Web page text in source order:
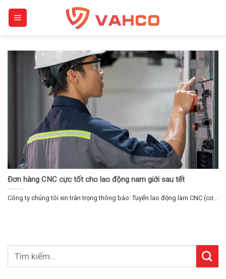
Skip
Đơn hàng CNC cực tốt cho lao động nam giới sau tết
Công ty chúng tôi xin trân trọng thông báo: Tuyển lao động làm CNC (cơ...